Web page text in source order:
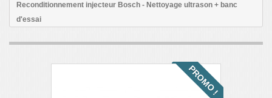
Reconditionnement injecteur Bosch - Nettoyage ultrason + banc
d'essai
PROMO !